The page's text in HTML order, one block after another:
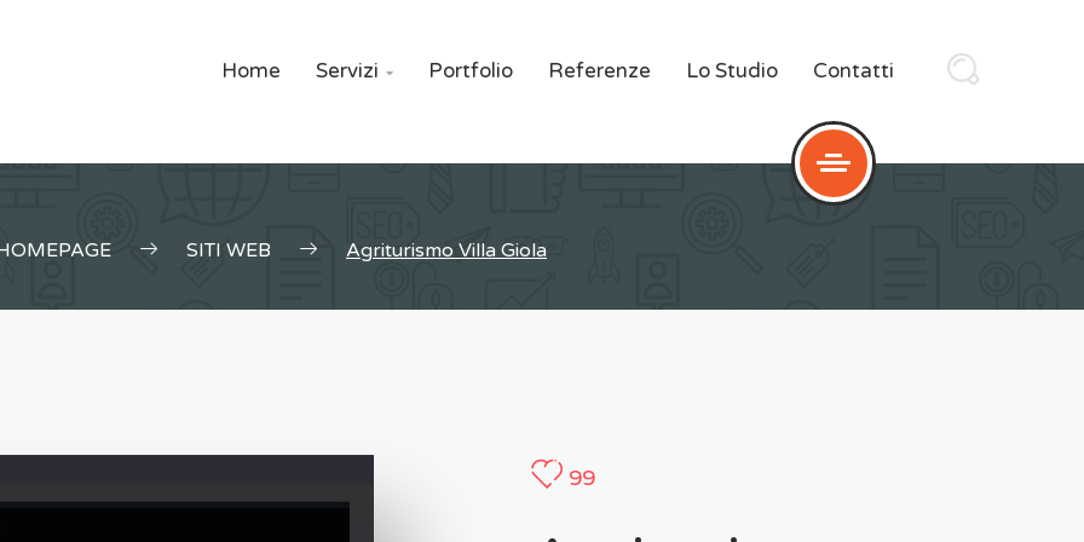
Home Servizi  Portfolio Referenze Lo Studio Contatti
SITI WEB Agriturismo Villa Giola
99